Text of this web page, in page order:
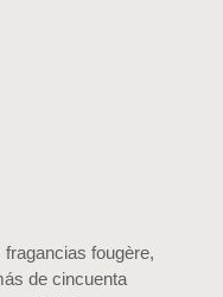
fougère,
de cincuenta